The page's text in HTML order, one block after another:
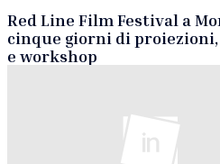
Red Line Film Festival a
cinque giorni di
e workshop